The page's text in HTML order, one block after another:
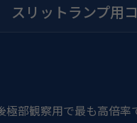
スリットランプ用
部観察用で最も高倍